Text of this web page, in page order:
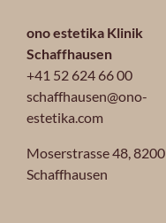
ono estetika Klinik
Schaffhausen
+41 52 624 66 00
schaffhausen@ono-
estetika.com
Moserstrasse 48,8200
Schaffhausen